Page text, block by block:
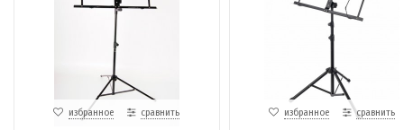
избранное сравнить избранное сравнить